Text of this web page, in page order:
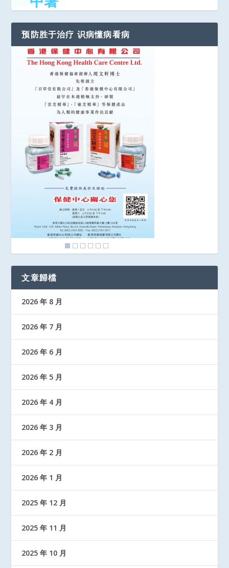
预防胜于治疗 识病懂病看病
文章歸檔
2026 年 8 月
2026 年 7 月
2026 年 6 月
2026 年 5 月
2026 年 4 月
2026 年 3 月
2026 年 2 月
2026 年 1 月
2025 年 12 月
2025 年 11 月
2025 年 10 月